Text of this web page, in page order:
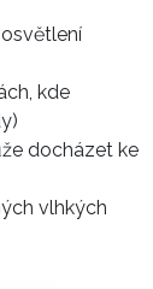
kde
docházet ke
vlhkých